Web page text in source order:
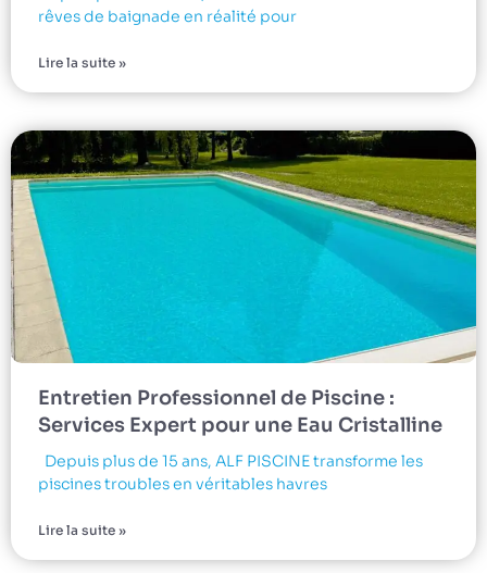
rêves de baignade en réalité pour
Lire la suite »
Entretien Professionnel de Piscine :
Services Expert pour une Eau Cristalline
Depuis plus de 15 ans, ALF PISCINE transforme les
piscines troubles en véritables havres
Lire la suite »